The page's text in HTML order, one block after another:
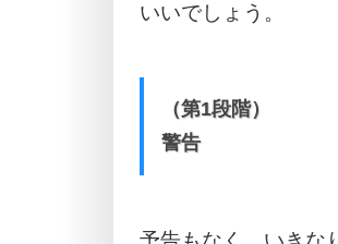
いいでしょう。
（第1段階）
警告